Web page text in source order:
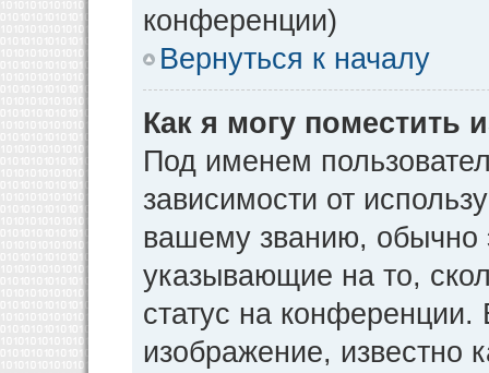
конференции)
Вернуться к началу
Как я могу поместить
Под именем
зависимости от
вашему званию, обычно
указывающие на то,
статус на
изображение, известно